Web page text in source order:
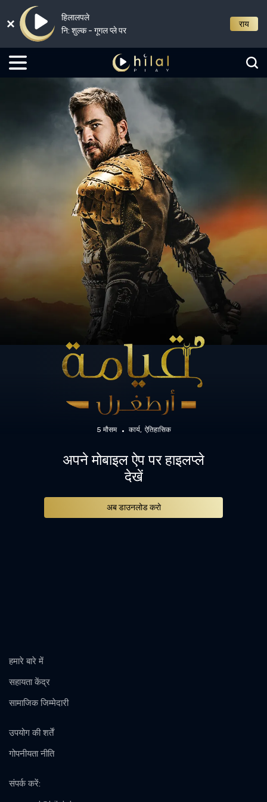
हिलालपले
नि: शुल्क - गूगल प्ले पर
राय
5 मौसम कार्य ऐतिहासिक
अपने मोबाइल ऐप पर हाइलप्ले
देखें
अब डाउनलोड करो
हमारे बारे में
सहायता केंद्र
सामाजिक जिम्मेदारी
उपयोग की शर्तें
गोपनीयता नीति
संपर्क करें: